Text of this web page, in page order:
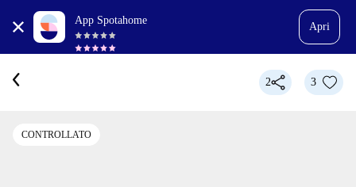
App Spotahome
Apri
2 3
CONTROLLATO